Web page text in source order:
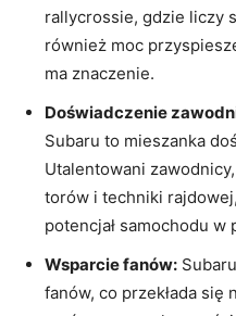
rallycrossie, gdzie liczy
również moc
ma znaczenie.
Doświadczenie
Subaru to mieszanka
Utalentowani
torów i techniki
potencjał samochodu w
Wsparcie fanów:
fanów, co przekłada się